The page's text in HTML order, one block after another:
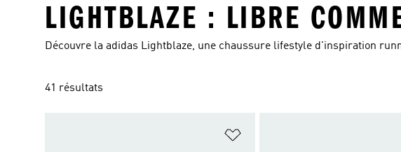
LIGHTBLAZE : LIBRE
Découvre la adidas Lightblaze, une chaussure lifestyle d'inspiration
41 résultats